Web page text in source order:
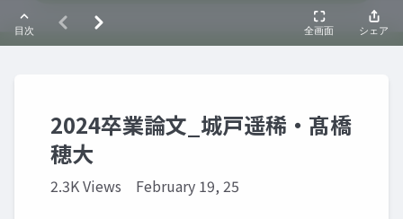
2024卒業論文_城戸遥稀・髙橋
穂大
2.3K Views February 19, 25